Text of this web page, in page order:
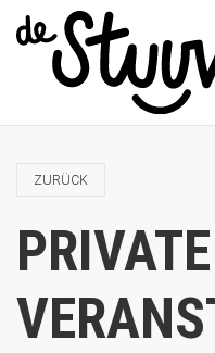
ZURÜCK
PRIVATE